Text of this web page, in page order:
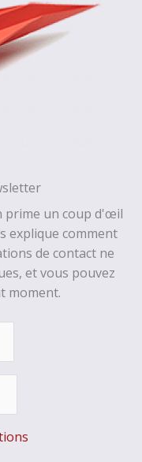
prime un coup d'œil
explique comment
de contact ne
et vous pouvez
moment.